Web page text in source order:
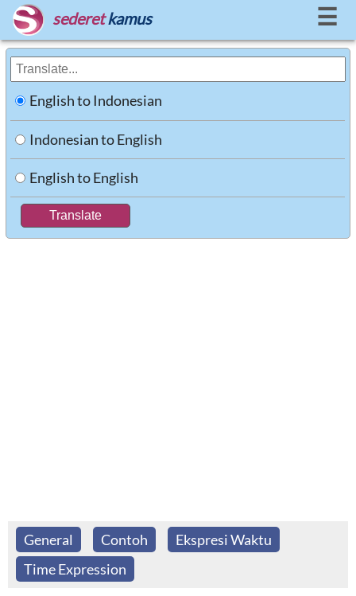
sederet kamus ☰
English to Indonesian
Indonesian to English
English to English
General Contoh
Ekspresi Waktu
Time Expression